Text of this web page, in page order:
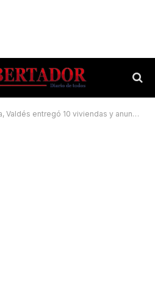
entregó 10 viviendas y anunció más hogares